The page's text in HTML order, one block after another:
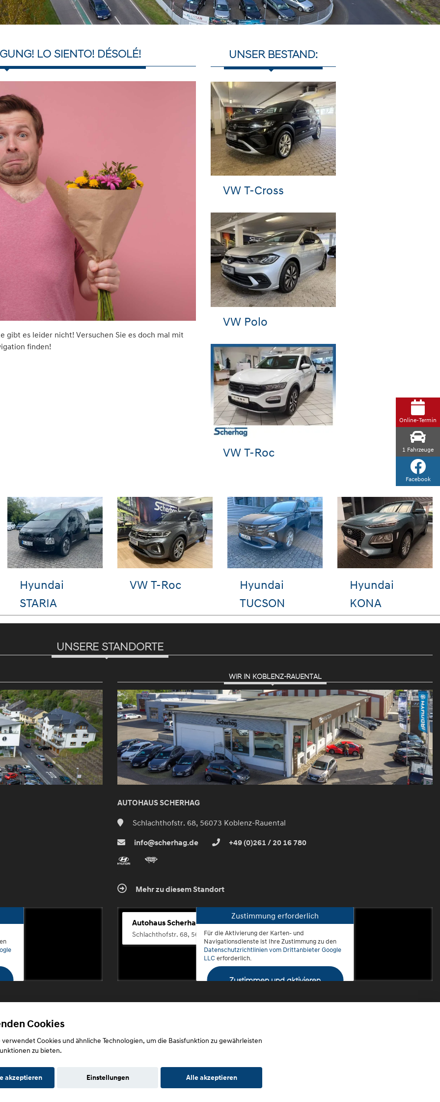
LO SIENTO! DÉSOLÉ!
gibt es leider nicht! Versuchen Sie es doch mal mit
finden!
UNSER BESTAND:
VW T-Cross
VW Polo
VW T-Roc
Hyundai
UNSERE STANDORTE
WIR IN KOBLENZ-RAUENTAL
AUTOHAUS SCHERHAG
Schlachthofstr. 68, 56073 Koblenz-Rauental
info@scherhag.de +49 (0)261 / 20 16 780
Mehr zu diesem Standort
Autohaus Scherhag
Schlachthofstr. 68, 56073 Koblenz-Rauental
Zustimmung erforderlich
Für die Aktivierung der Karten- und
Navigationsdienste ist Ihre Zustimmung zu den
Datenschutzrichtlinien vom Drittanbieter Google
LLC erforderlich.
Zustimmen und aktivieren
AGB AGB (Teile) Widerruf
Online-Termin
1 Fahrzeuge
Facebook
Cookies
verwendet Cookies und ähnliche Technologien, um die Basisfunktion zu gewährleisten
zu bieten.
akzeptieren Einstellungen Alle akzeptieren